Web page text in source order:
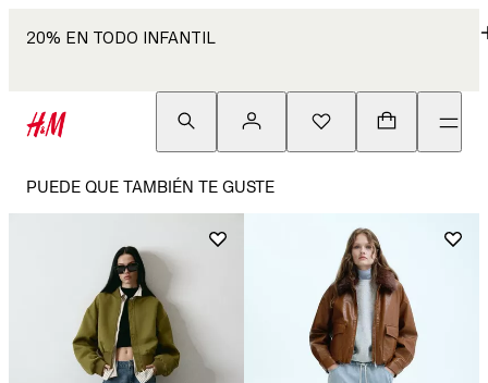
20% EN TODO INFANTIL
PUEDE QUE TAMBIÉN TE GUSTE